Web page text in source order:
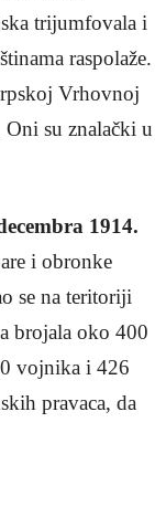
trijumfovala i
raspolaže.
Vrhovnoj
su znalački u
1914.
i obronke
se na teritoriji
brojala oko 400
vojnika i 426
pravaca, da